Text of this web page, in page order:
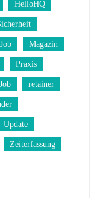
HelloHQ
Magazin
Praxis
retainer
Update
Zeiterfassung